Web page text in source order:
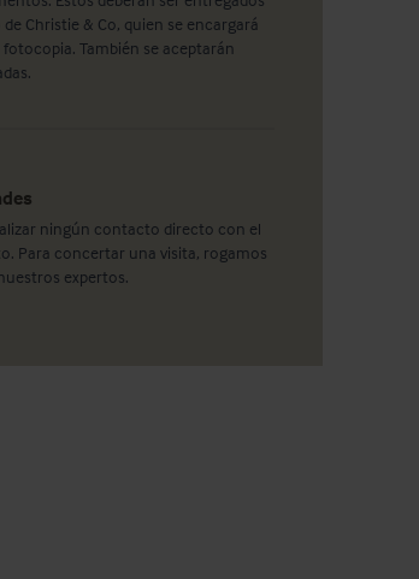
Christie & Co, quien se encargará
También se aceptarán
ningún contacto directo con el
Para concertar una visita, rogamos
expertos.